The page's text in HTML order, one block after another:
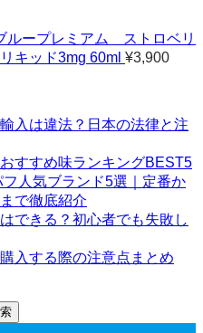
¥24,000
ループレミアム ストロベリ
キッド3mg 60ml ¥3,900
入は違法？日本の法律と注
すすめ味ランキングBEST5
人気ブランド5選｜定番か
で徹底紹介
できる？初心者でも失敗し
入する際の注意点まとめ